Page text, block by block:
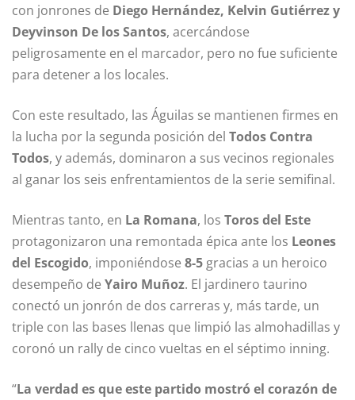
con jonrones de Diego Hernández, Kelvin Gutiérrez y
Deyvinson De los Santos, acercándose
peligrosamente en el marcador, pero no fue suficiente
para detener a los locales.
Con este resultado, las Águilas se mantienen firmes en
la lucha por la segunda posición del Todos Contra
Todos, y además, dominaron a sus vecinos regionales
al ganar los seis enfrentamientos de la serie semifinal.
Mientras tanto, en La Romana, los Toros del Este
protagonizaron una remontada épica ante los Leones
del Escogido, imponiéndose 8-5 gracias a un heroico
desempeño de Yairo Muñoz. El jardinero taurino
conectó un jonrón de dos carreras y, más tarde, un
triple con las bases llenas que limpió las almohadillas y
coronó un rally de cinco vueltas en el séptimo inning.
“La verdad es que este partido mostró el corazón de